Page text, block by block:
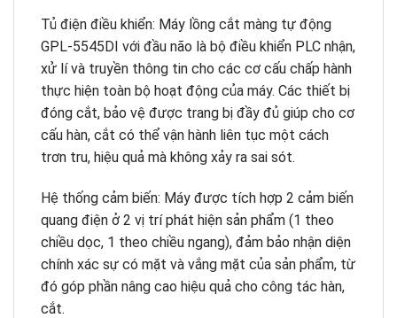
Tủ điện điều khiển: Máy lồng cắt màng tự động
GPL-5545DI với đầu não là bộ điều khiển PLC nhận,
xử lí và truyền thông tin cho các cơ cấu chấp hành
thực hiện toàn bộ hoạt động của máy. Các thiết bị
đóng cắt, bảo vệ được trang bị đầy đủ giúp cho cơ
cấu hàn, cắt có thể vận hành liên tục một cách
trơn tru, hiệu quả mà không xảy ra sai sót.
Hệ thống cảm biến: Máy được tích hợp 2 cảm biến
quang điện ở 2 vị trí phát hiện sản phẩm (1 theo
chiều dọc, 1 theo chiều ngang), đảm bảo nhận diện
chính xác sự có mặt và vắng mặt của sản phẩm, từ
đó góp phần nâng cao hiệu quả cho công tác hàn,
cắt.